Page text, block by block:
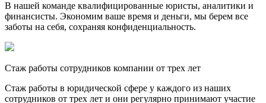
В нашей команде квалифицированные юристы, аналитики и
финансисты. Экономим ваше время и деньги, мы берем все
заботы на себя, сохраняя конфиденциальность.
Стаж работы сотрудников компании от трех лет
Стаж работы в юридической сфере у каждого из наших
сотрудников от трех лет и они регулярно принимают участие